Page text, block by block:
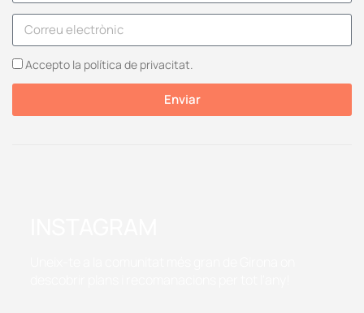
Accepto la política de privacitat.
Enviar